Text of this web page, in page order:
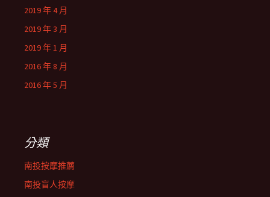
2019 年 4 月
2019 年 3 月
2019 年 1 月
2016 年 8 月
2016 年 5 月
分類
南投按摩推薦
南投盲人按摩